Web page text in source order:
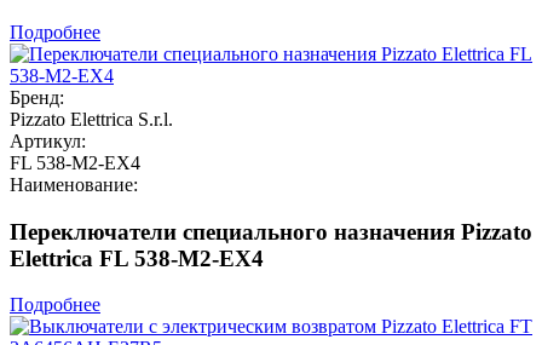
Подробнее
Бренд:
Pizzato Elettrica S.r.l.
Артикул:
FL 538-M2-EX4
Наименование:
Переключатели специального назначения Pizzato
Elettrica FL 538-M2-EX4
Подробнее